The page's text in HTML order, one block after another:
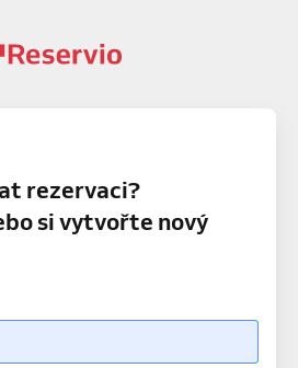
rezervaci?
si vytvořte nový